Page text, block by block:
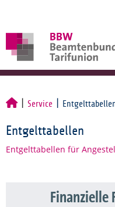
Service
Entgelttabellen
Entgelttabellen für
Finanzielle